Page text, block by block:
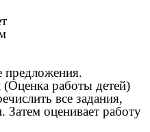
предложения.
(Оценка работы детей)
все задания,
оценивает работу